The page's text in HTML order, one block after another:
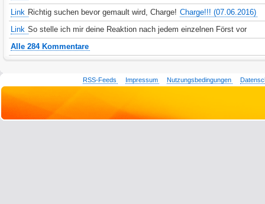
Link Richtig suchen bevor gemault wird, Charge! Charge!!! (07.06.2016)
Link So stelle ich mir deine Reaktion nach jedem einzelnen Först vor
Alle 284 Kommentare
RSS-Feeds Impressum Nutzungsbedingungen